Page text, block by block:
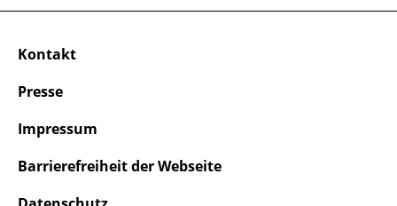
Kontakt
Presse
Impressum
Barrierefreiheit der Webseite